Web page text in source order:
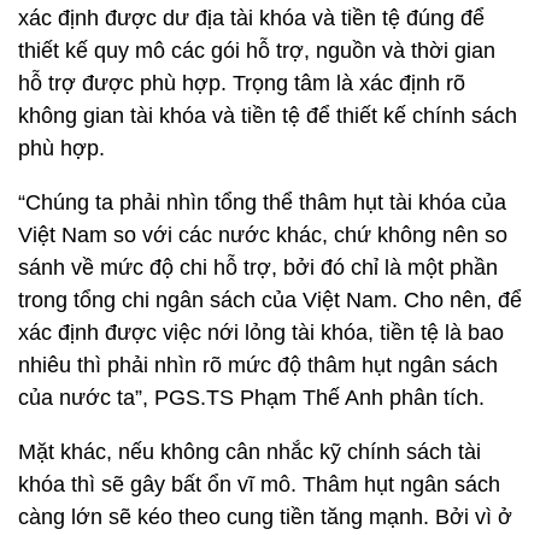
xác định được dư địa tài khóa và tiền tệ đúng để
thiết kế quy mô các gói hỗ trợ, nguồn và thời gian
hỗ trợ được phù hợp. Trọng tâm là xác định rõ
không gian tài khóa và tiền tệ để thiết kế chính sách
phù hợp.
“Chúng ta phải nhìn tổng thể thâm hụt tài khóa của
Việt Nam so với các nước khác, chứ không nên so
sánh về mức độ chi hỗ trợ, bởi đó chỉ là một phần
trong tổng chi ngân sách của Việt Nam. Cho nên, để
xác định được việc nới lỏng tài khóa, tiền tệ là bao
nhiêu thì phải nhìn rõ mức độ thâm hụt ngân sách
của nước ta”, PGS.TS Phạm Thế Anh phân tích.
Mặt khác, nếu không cân nhắc kỹ chính sách tài
khóa thì sẽ gây bất ổn vĩ mô. Thâm hụt ngân sách
càng lớn sẽ kéo theo cung tiền tăng mạnh. Bởi vì ở